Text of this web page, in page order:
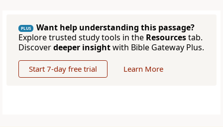
PLUS
Want help understanding this passage?
Explore trusted study tools in the Resourcestab.
Discoverdeeper insightwith Bible Gateway Plus.
Start 7-day free trial Learn More